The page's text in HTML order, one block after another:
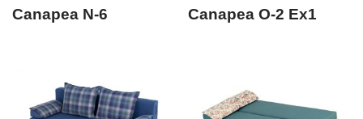
Canapea N-6 Canapea O-2 Ex1